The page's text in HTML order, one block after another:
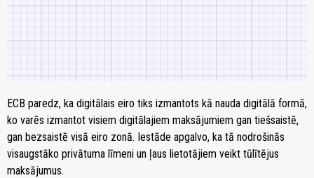
ECB paredz, ka digitālais eiro tiks izmantots kā nauda digitālā formā,
ko varēs izmantot visiem digitālajiem maksājumiem gan tiešsaistē,
gan bezsaistē visā eiro zonā. Iestāde apgalvo, ka tā nodrošinās
visaugstāko privātuma līmeni un ļaus lietotājiem veikt tūlītējus
maksājumus.